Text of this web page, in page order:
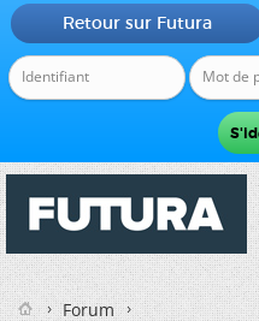
Retour sur Futura
Forum